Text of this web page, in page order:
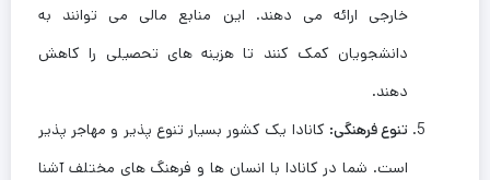
خارجی ارائه می ‌دهند. این منابع مالی می ‌توانند به
دانشجویان کمک کنند تا هزینه‌ های تحصیلی را کاهش
دهند.
تنوع فرهنگی: کانادا یک کشور بسیار تنوع ‌پذیر و مهاجر پذیر
است. شما در کانادا با انسان ‌ها و فرهنگ ‌های مختلف آشنا